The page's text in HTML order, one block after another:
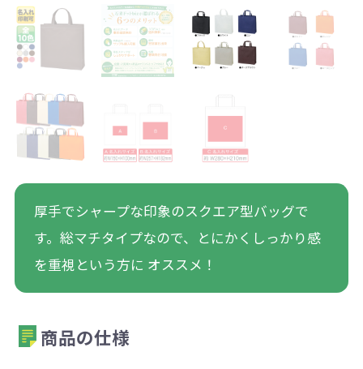
厚手でシャープな印象のスクエア型バッグで
す。総マチタイプなので、とにかくしっかり感
を重視という方に オススメ！
商品の仕様